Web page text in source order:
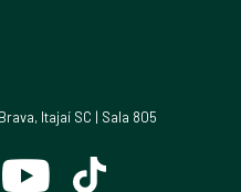
Itajaí SC | Sala 805